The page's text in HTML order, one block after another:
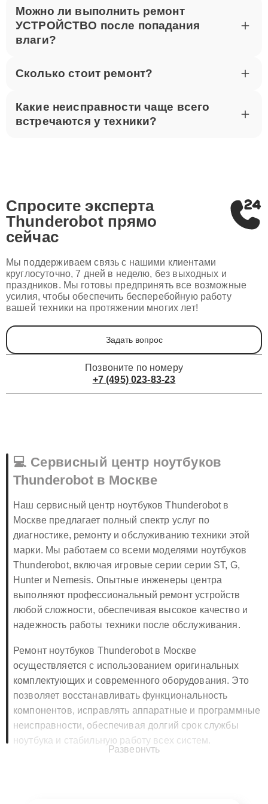
Можно ли выполнить ремонт
УСТРОЙСТВО после попадания
влаги?
Сколько стоит ремонт?
Какие неисправности чаще всего
встречаются у техники?
Спросите эксперта
Thunderobot прямо
сейчас
Мы поддерживаем связь с нашими клиентами
круглосуточно, 7 дней в неделю, без выходных и
праздников. Мы готовы предпринять все возможные
усилия, чтобы обеспечить бесперебойную работу
вашей техники на протяжении многих лет!
Задать вопрос
Позвоните по номеру
+7 (495) 023-83-23
💻 Сервисный центр ноутбуков
Thunderobot в Москве
Наш сервисный центр ноутбуков Thunderobot в
Москве предлагает полный спектр услуг по
диагностике, ремонту и обслуживанию техники этой
марки. Мы работаем со всеми моделями ноутбуков
Thunderobot, включая игровые серии серии ST, G,
Hunter и Nemesis. Опытные инженеры центра
выполняют профессиональный ремонт устройств
любой сложности, обеспечивая высокое качество и
надежность работы техники после обслуживания.
Ремонт ноутбуков Thunderobot в Москве
осуществляется с использованием оригинальных
комплектующих и современного оборудования. Это
позволяет восстанавливать функциональность
компонентов, исправлять аппаратные и программные
неисправности, обеспечивая долгий срок службы
ноутбука и стабильную работу всех систем.
Развернуть